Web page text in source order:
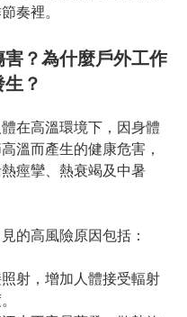
奏裡。
？為什麼戶外工作
？
在高溫環境下，因身體
溫而產生的健康危害，
痙攣、熱衰竭及中暑
的高風險原因包括：
射，增加人體接受輻射